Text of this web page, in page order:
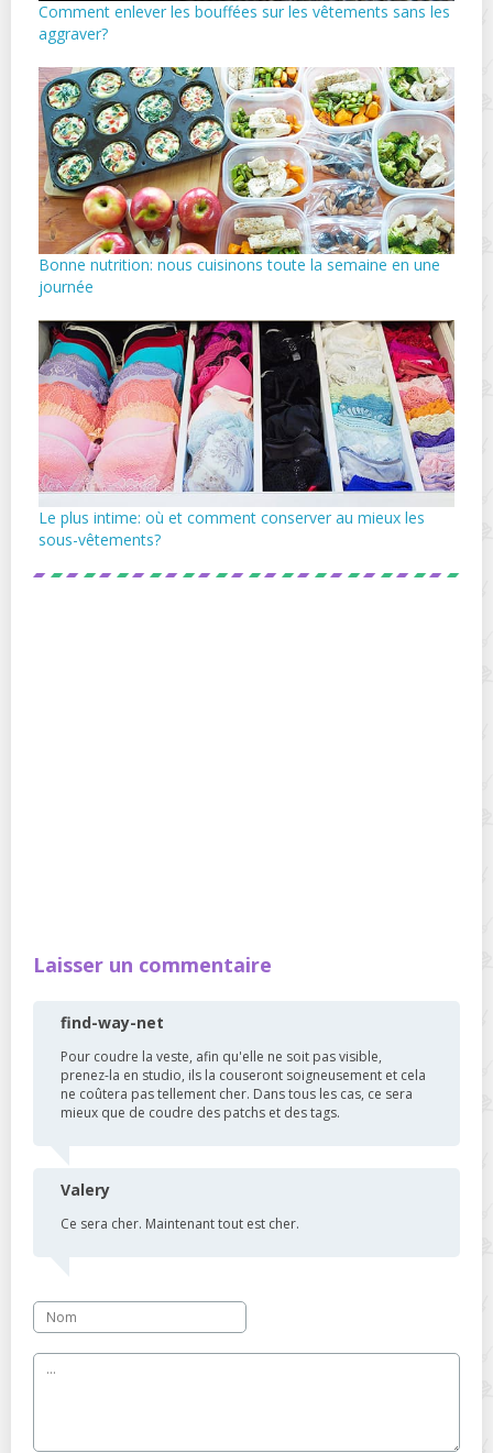
Comment enlever les bouffées sur les vêtements sans les
aggraver?
Bonne nutrition: nous cuisinons toute la semaine en une
journée
Le plus intime: où et comment conserver au mieux les
sous-vêtements?
Laisser un commentaire
find-way-net
Pour coudre la veste, afin qu'elle ne soit pas visible,
prenez-la en studio, ils la couseront soigneusement et cela
ne coûtera pas tellement cher. Dans tous les cas, ce sera
mieux que de coudre des patchs et des tags.
Valery
Ce sera cher. Maintenant tout est cher.